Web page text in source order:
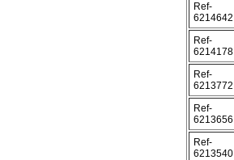
Ref-
6214642
Ref-
6214178
Ref-
6213772
Ref-
6213656
Ref-
6213540